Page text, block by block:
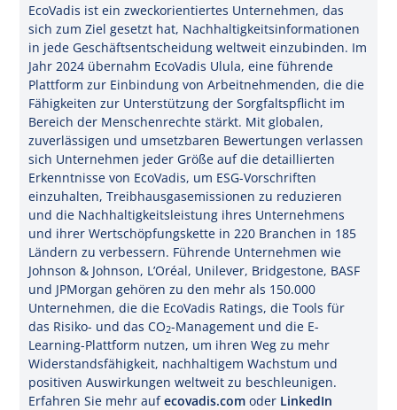
EcoVadis ist ein zweckorientiertes Unternehmen, das
sich zum Ziel gesetzt hat, Nachhaltigkeitsinformationen
in jede Geschäftsentscheidung weltweit einzubinden. Im
Jahr 2024 übernahm EcoVadis Ulula, eine führende
Plattform zur Einbindung von Arbeitnehmenden, die die
Fähigkeiten zur Unterstützung der Sorgfaltspflicht im
Bereich der Menschenrechte stärkt. Mit globalen,
zuverlässigen und umsetzbaren Bewertungen verlassen
sich Unternehmen jeder Größe auf die detaillierten
Erkenntnisse von EcoVadis, um ESG-Vorschriften
einzuhalten, Treibhausgasemissionen zu reduzieren
und die Nachhaltigkeitsleistung ihres Unternehmens
und ihrer Wertschöpfungskette in 220 Branchen in 185
Ländern zu verbessern. Führende Unternehmen wie
Johnson & Johnson, L’Oréal, Unilever, Bridgestone, BASF
und JPMorgan gehören zu den mehr als 150.000
Unternehmen, die die EcoVadis Ratings, die Tools für
das Risiko- und das CO2-Management und die E-
Learning-Plattform nutzen, um ihren Weg zu mehr
Widerstandsfähigkeit, nachhaltigem Wachstum und
positiven Auswirkungen weltweit zu beschleunigen.
Erfahren Sie mehr aufecovadis.com oder LinkedIn